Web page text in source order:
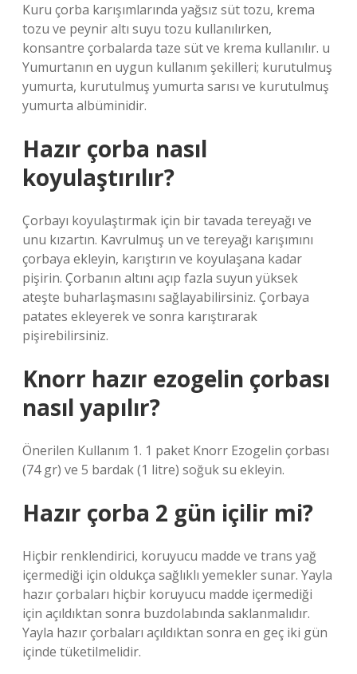
Kuru çorba karışımlarında yağsız süt tozu, krema
tozu ve peynir altı suyu tozu kullanılırken,
konsantre çorbalarda taze süt ve krema kullanılır. u
Yumurtanın en uygun kullanım şekilleri; kurutulmuş
yumurta, kurutulmuş yumurta sarısı ve kurutulmuş
yumurta albüminidir.
Hazır çorba nasıl
koyulaştırılır?
Çorbayı koyulaştırmak için bir tavada tereyağı ve
unu kızartın. Kavrulmuş un ve tereyağı karışımını
çorbaya ekleyin, karıştırın ve koyulaşana kadar
pişirin. Çorbanın altını açıp fazla suyun yüksek
ateşte buharlaşmasını sağlayabilirsiniz. Çorbaya
patates ekleyerek ve sonra karıştırarak
pişirebilirsiniz.
Knorr hazır ezogelin çorbası
nasıl yapılır?
Önerilen Kullanım 1. 1 paket Knorr Ezogelin çorbası
(74 gr) ve 5 bardak (1 litre) soğuk su ekleyin.
Hazır çorba 2 gün içilir mi?
Hiçbir renklendirici, koruyucu madde ve trans yağ
içermediği için oldukça sağlıklı yemekler sunar. Yayla
hazır çorbaları hiçbir koruyucu madde içermediği
için açıldıktan sonra buzdolabında saklanmalıdır.
Yayla hazır çorbaları açıldıktan sonra en geç iki gün
içinde tüketilmelidir.